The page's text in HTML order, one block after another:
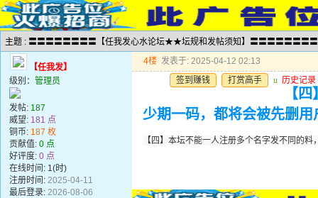
主题 : 〓〓〓〓〓〓〓〓【任我发心水论坛★★坛规和发帖须知】〓〓〓〓〓〓〓〓
【任我发】
级别： 管理员
发帖: 187
威望: 181 点
铜币: 187 枚
贡献值: 0 点
好评度: 0 点
在线时间: 1(时)
注册时间: 2025-04-11
最后登录: 2026-08-06
4楼 发表于: 2025-04-12 02:13
签到赚钱
打赏高手 u 历史记录
【
少期一码，都将会被先删用
【四】本坛不能一人注册多个名字发不同的